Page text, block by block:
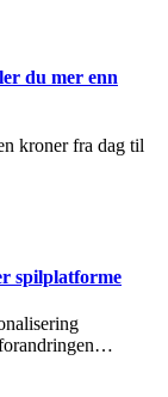
du mer enn
kroner fra dag til
spilplatforme